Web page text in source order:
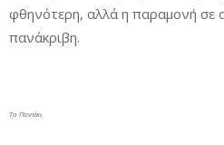
φθηνότερη, αλλά η παραμονή σε
πανάκριβη.
Το Ποντίκι